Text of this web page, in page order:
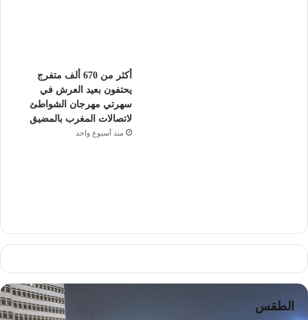
أكثر من 670 ألف متفرج
يحتفون بعيد العرش في
سهرتي مهرجان الشواطئ
لاتصالات المغرب بالمضيق
منذ أسبوع واحد
الطقس